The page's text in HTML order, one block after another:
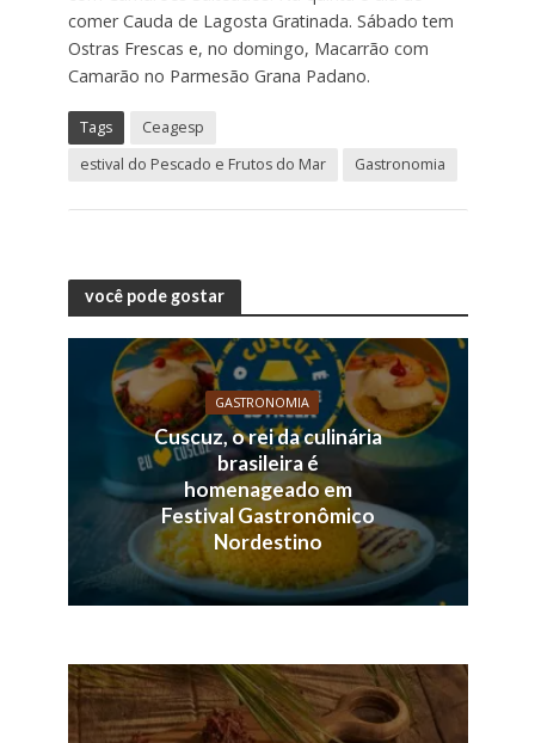
comer Cauda de Lagosta Gratinada. Sábado tem
Ostras Frescas e, no domingo, Macarrão com
Camarão no Parmesão Grana Padano.
Tags
Ceagesp
estival do Pescado e Frutos do Mar
Gastronomia
você pode gostar
GASTRONOMIA
Cuscuz, o rei da culinária
brasileira é
homenageado em
Festival Gastronômico
Nordestino